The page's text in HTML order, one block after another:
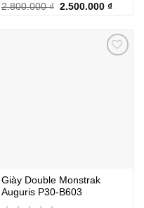
Được xếp
2.800.000₫ Giá
2.800.000 ₫.
2.500.000 ₫Giá
là:
Giày Double Monstrak
Auguris P30-B603